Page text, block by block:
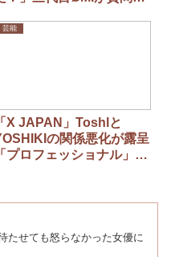
芸能
「X JAPAN」Toshlと
の関係悪化が露呈
「プロフェッショナル」で
せても怒らなかった女優に